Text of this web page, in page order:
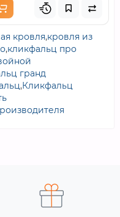
кровля,кровля из
,кликфальц про
гранд
,Кликфальц